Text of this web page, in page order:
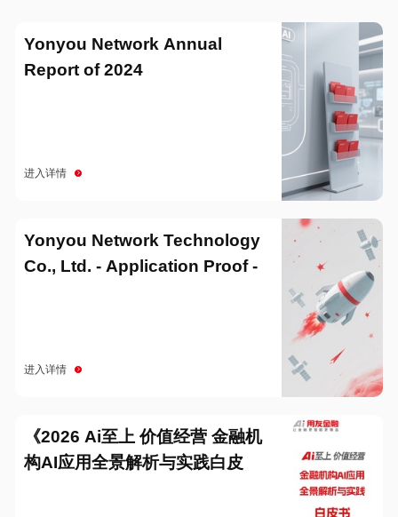
Yonyou Network Annual
Report of 2024
进入详情
Yonyou Network Technology
Co., Ltd. - Application Proof -
进入详情
《2026 Ai至上 价值经营 金融机
构AI应用全景解析与实践白皮